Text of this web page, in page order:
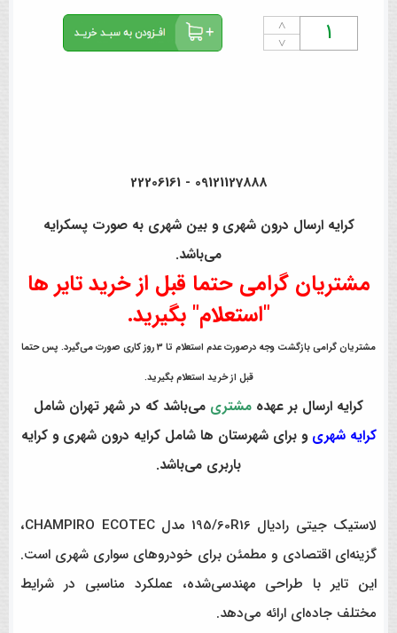
˄
˅
09121127888 - 22206161
کرایه ارسال درون شهری و بین شهری به صورت پسکرایه
می‌باشد.
مشتریان گرامی حتما قبل از خرید تایر ها
"استعلام" بگیرید.
مشتریان گرامی بازگشت وجه درصورت عدم استعلام تا 3 روز کاری صورت می‌گیرد. پس حتما
قبل از خرید استعلام بگیرید.
کرایه ارسال بر عهده مشتری می‌باشد که در شهر تهران شامل
کرایه شهری و برای شهرستان ها شامل کرایه درون شهری و کرایه
باربری می‌باشد.
لاستیک جیتی رادیال 195/60R16 مدل CHAMPIRO ECOTEC،
گزینه‌ای اقتصادی و مطمئن برای خودروهای سواری شهری است.
این تایر با طراحی مهندسی‌شده، عملکرد مناسبی در شرایط
مختلف جاده‌ای ارائه می‌دهد.